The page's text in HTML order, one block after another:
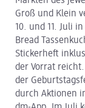
Groß und Klein
10. und 11. Juli
Bread
Stickerheft
der Vorrat
der
durch Aktionen